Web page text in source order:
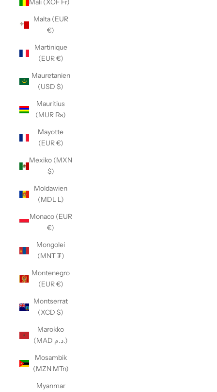
Mali (XOF Fr)
Malta (EUR
€)
Martinique
(EUR €)
Mauretanien
(USD $)
Mauritius
(MUR ₨)
Mayotte
(EUR €)
Mexiko (MXN
$)
Moldawien
(MDL L)
Monaco (EUR
€)
Mongolei
(MNT ₮)
Montenegro
(EUR €)
Montserrat
(XCD $)
Marokko
(MAD د.م.)
Mosambik
(MZN MTn)
Myanmar